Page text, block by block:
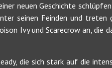
neuen Geschichte
seinen Feinden und treten
Ivy und Scarecrow an, die
die sich stark auf die